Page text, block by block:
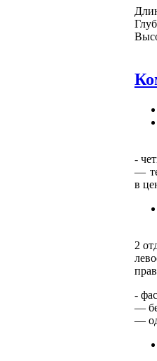
-
—
в
2
-
—
—